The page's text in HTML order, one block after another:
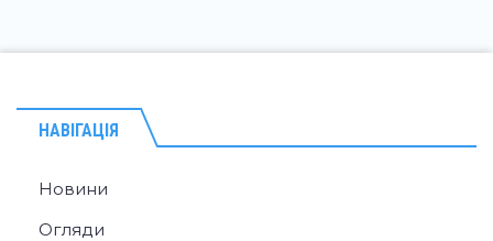
НАВІГАЦІЯ
Новини
Огляди